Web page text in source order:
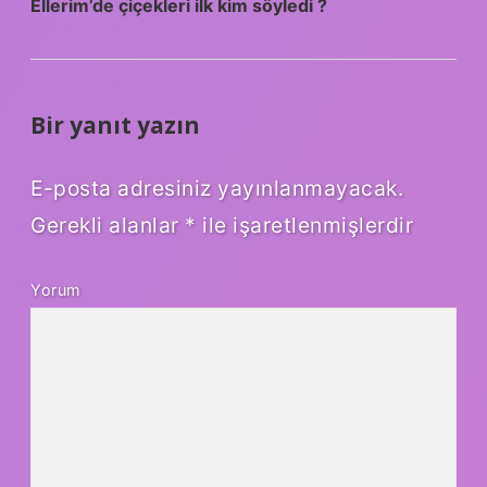
Ellerim’de çiçekleri ilk kim söyledi ?
Bir yanıt yazın
E-posta adresiniz yayınlanmayacak.
Gerekli alanlar * ile işaretlenmişlerdir
Yorum